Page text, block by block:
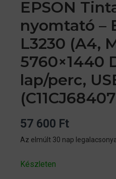
EPSON
nyomtató –
L3230 (A4,
5760×1440
lap/perc,
57 600 Ft
Az elmúlt 30 nap
Készleten